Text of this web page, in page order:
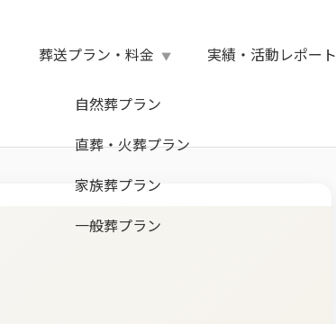
葬送プラン・料金
自然葬プラン
直葬・火葬プラン
家族葬プラン
一般葬プラン
実績・活動レポート